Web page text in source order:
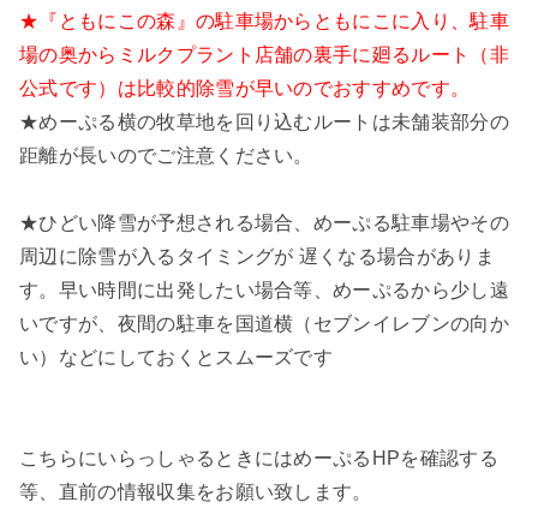
★『ともにこの森』の駐車場からともにこに入り、駐車
場の奥からミルクプラント店舗の裏手に廻るルート
（非
公式です）は比較的除雪が早いのでおすすめです。
★めーぷる横の牧草地を回り込むルートは未舗装部分の
距離が長いのでご注意ください。
★ひどい降雪が予想される場合、めーぷる駐車場やその
周辺に除雪が入るタイミングが 遅くなる場合がありま
す。早い時間に出発したい場合等、めーぷるから少し遠
いですが、夜間の駐車を国道横（セブンイレブンの向か
い）などにしておくとスムーズです
こちらにいらっしゃるときにはめーぷるHPを確認する
等、直前の情報収集をお願い致します。